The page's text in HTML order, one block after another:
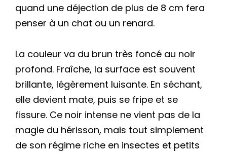
quand une déjection de plus de 8 cm fera
penser à un chat ou un renard.
La couleur va du brun très foncé au noir
profond. Fraîche, la surface est souvent
brillante, légèrement luisante. En séchant,
elle devient mate, puis se fripe et se
fissure. Ce noir intense ne vient pas de la
magie du hérisson, mais tout simplement
de son régime riche en insectes et petits